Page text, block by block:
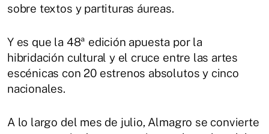
sobre textos y partituras áureas.
Y es que la 48ª edición apuesta por la
hibridación cultural y el cruce entre las artes
escénicas con 20 estrenos absolutos y cinco
nacionales.
A lo largo del mes de julio, Almagro se convierte